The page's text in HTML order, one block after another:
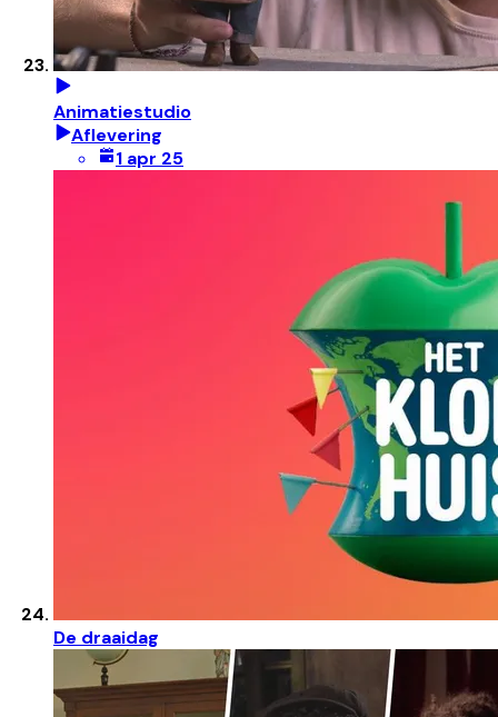
Animatiestudio
Aflevering
1 apr 25
De draaidag